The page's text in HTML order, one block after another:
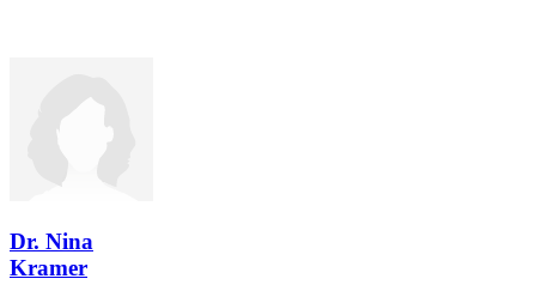
Dr. Nina
Kramer